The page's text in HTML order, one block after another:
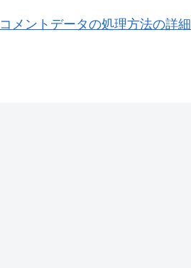
コメントデータの処理方法の詳細